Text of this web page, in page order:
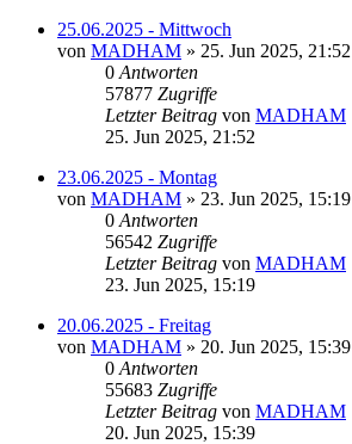
25.06.2025 - Mittwoch
von MADHAM » 25. Jun 2025, 21:52
0 Antworten
57877 Zugriffe
Letzter Beitrag von MADHAM
25. Jun 2025, 21:52
23.06.2025 - Montag
von MADHAM » 23. Jun 2025, 15:19
0 Antworten
56542 Zugriffe
Letzter Beitrag von MADHAM
23. Jun 2025, 15:19
20.06.2025 - Freitag
von MADHAM » 20. Jun 2025, 15:39
0 Antworten
55683 Zugriffe
Letzter Beitrag von MADHAM
20. Jun 2025, 15:39